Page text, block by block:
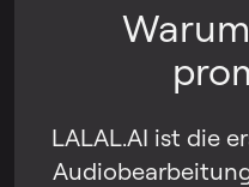
LALAL.AI ist die